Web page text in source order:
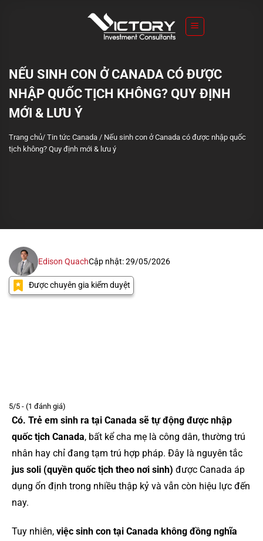
NẾU SINH CON Ở CANADA CÓ ĐƯỢC
NHẬP QUỐC TỊCH KHÔNG? QUY ĐỊNH
MỚI & LƯU Ý
Trang chủ/ Tin tức Canada / Nếu sinh con ở Canada có được nhập quốc
tịch không? Quy định mới & lưu ý
Edison QuachCập nhật: 29/05/2026
Được chuyên gia kiểm duyệt
5/5 - (1 đánh giá)
Có. Trẻ em sinh ra tại Canada sẽ tự động được nhập
quốc tịch Canada, bất kể cha mẹ là công dân, thường trú
nhân hay chỉ đang tạm trú hợp pháp. Đây là nguyên tắc
jus soli (quyền quốc tịch theo nơi sinh) được Canada áp
dụng ổn định trong nhiều thập kỷ và vẫn còn hiệu lực đến
nay.
Tuy nhiên, việc sinh con tại Canada không đồng nghĩa